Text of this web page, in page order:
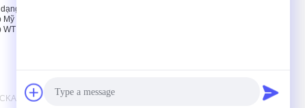
xịt
phẩm
WT
CO,LTD. All Rights Reserved.